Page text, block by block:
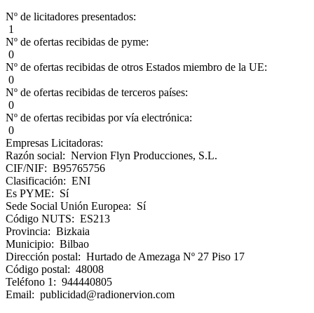
Nº de licitadores presentados:
1
Nº de ofertas recibidas de pyme:
0
Nº de ofertas recibidas de otros Estados miembro de la UE:
0
Nº de ofertas recibidas de terceros países:
0
Nº de ofertas recibidas por vía electrónica:
0
Empresas Licitadoras:
Razón social: Nervion Flyn Producciones, S.L.
CIF/NIF: B95765756
Clasificación: ENI
Es PYME: Sí
Sede Social Unión Europea: Sí
Código NUTS: ES213
Provincia: Bizkaia
Municipio: Bilbao
Dirección postal: Hurtado de Amezaga Nº 27 Piso 17
Código postal: 48008
Teléfono 1: 944440805
Email: publicidad@radionervion.com